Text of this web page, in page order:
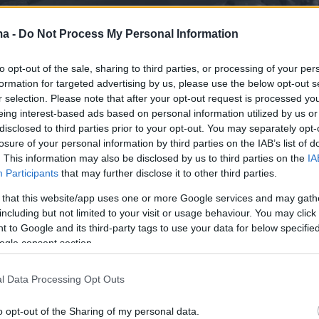
- Do Not Process My Personal Information
opt-out of the sale, sharing to third parties, or processing of your
for targeted advertising by us, please use the below opt-out
selection. Please note that after your opt-out request is processed
interest-based ads based on personal information utilized by us
to third parties prior to your opt-out. You may separately
of your personal information by third parties on the IAB’s list of
This information may also be disclosed by us to third parties on the
Participants that may further disclose it to other third parties.
that this website/app uses one or more Google services and may
but not limited to your visit or usage behaviour. You may
to Google and its third-party tags to use your data for below
consent section.
Data Processing Opt Outs
opt-out of the Sharing of my personal data.
νωρίτερα στο protothema.gr άτομα με
οι δύο άνδρες που προσήχθησαν
στο πρατήριο φέρονται να είναι οι φυσικοί
υποθέσεις εκβίασης και ληστείας.